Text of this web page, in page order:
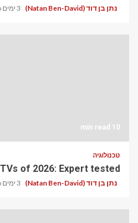
נתן בן דוד (Natan Ben-David) 3 ימים ago
10 min read
טכנולוגיה
of 2026: Expert tested
נתן בן דוד (Natan Ben-David) 3 ימים ago